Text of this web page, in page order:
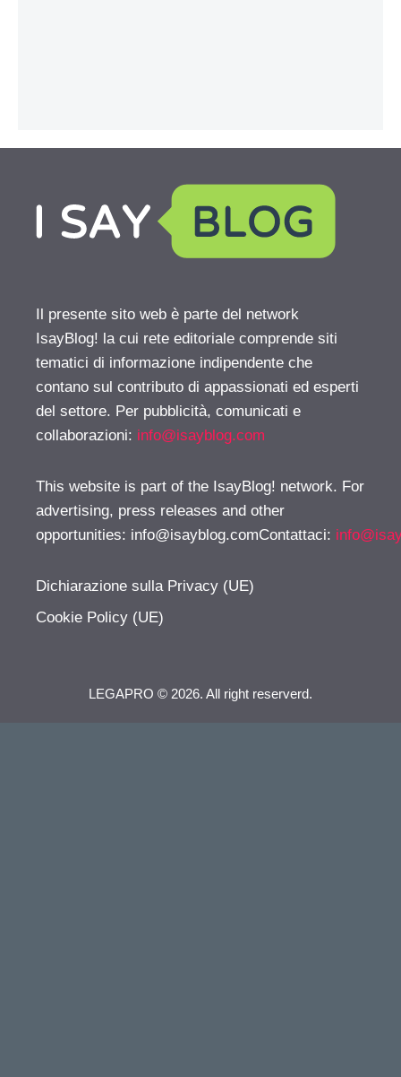
Il presente sito web è parte del network
IsayBlog! la cui rete editoriale comprende siti
tematici di informazione indipendente che
contano sul contributo di appassionati ed esperti
del settore. Per pubblicità, comunicati e
collaborazioni: info@isayblog.com
This website is part of the IsayBlog! network. For
advertising, press releases and other
opportunities: info@isayblog.comContattaci:
Dichiarazione sulla Privacy (UE)
Cookie Policy (UE)
LEGAPRO © 2026. All right reserverd.